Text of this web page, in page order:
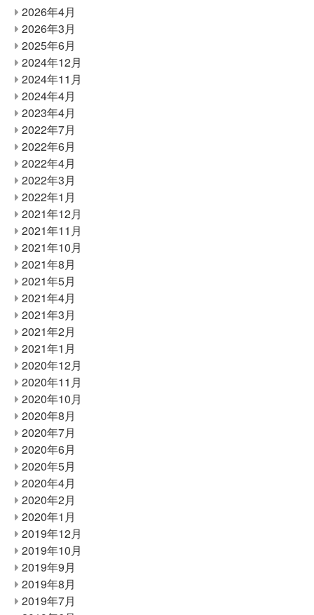
2026年4月
2026年3月
2025年6月
2024年12月
2024年11月
2024年4月
2023年4月
2022年7月
2022年6月
2022年4月
2022年3月
2022年1月
2021年12月
2021年11月
2021年10月
2021年8月
2021年5月
2021年4月
2021年3月
2021年2月
2021年1月
2020年12月
2020年11月
2020年10月
2020年8月
2020年7月
2020年6月
2020年5月
2020年4月
2020年2月
2020年1月
2019年12月
2019年10月
2019年9月
2019年8月
2019年7月